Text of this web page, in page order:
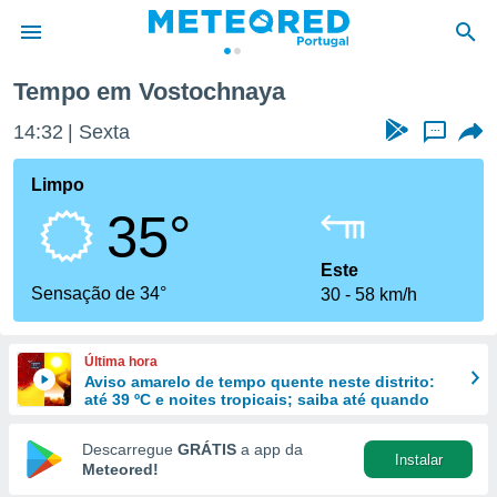
da
foi
fornecidas
a este
das
e
forma
digital
Tempo em Vostochnaya
14:32 Sexta ...
Limpo
35°
Sensação de 34°
Este
30
58 km/h
Última hora
Aviso amarelo de tempo quente neste distrito:
até 39 ºC e noites tropicais; saiba até quando
Descarregue GRÁTIS a app da
Meteored!
Instalar